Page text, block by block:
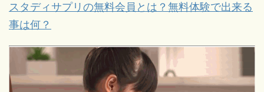
スタディサプリの無料会員とは？無料体験で出来る
事は何？